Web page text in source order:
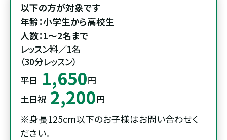
以下の方が対象です
年齢：小学生から高校生
人数：1～2名まで
レッスン料／1名
（30分レッスン）
平日 1,650円
土日祝 2,200円
※身長125cm以下のお子様はお問い合わせく
ださい。